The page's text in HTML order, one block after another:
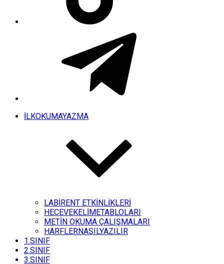
İLKOKUMAYAZMA
LABİRENT ETKİNLİKLERİ
HECEVEKELİMETABLOLARI
METİN OKUMA ÇALIŞMALARI
HARFLERNASILYAZILIR
1.SINIF
2.SINIF
3.SINIF